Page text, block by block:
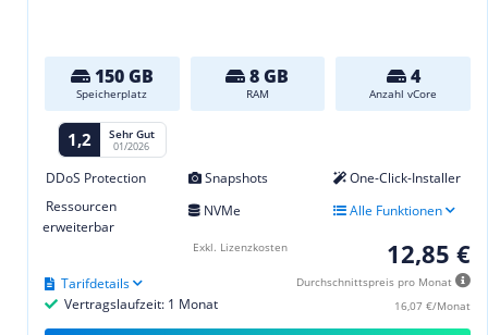
150 GB
Speicherplatz
8 GB
RAM
4
Anzahl vCore
1,2 Sehr Gut
01/2026
DDoS Protection Snapshots
One-Click-Installer
Ressourcen
erweiterbar
NVMe Alle Funktionen
12,85 €
Durchschnittspreis pro Monat
16,07 €/Monat
Vertragslaufzeit: 1 Monat
Tarifdetails
Exkl. Lizenzkosten